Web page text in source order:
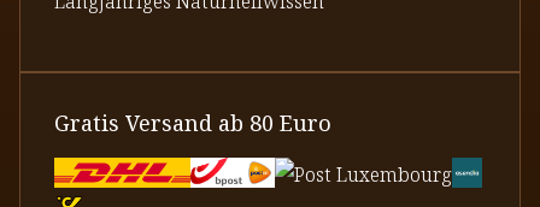
Gratis Versand ab 80 Euro